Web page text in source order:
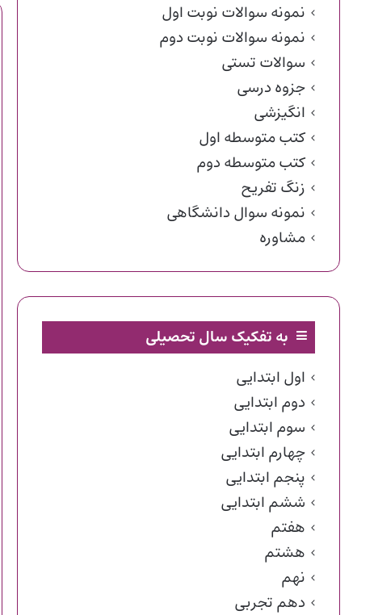
نمونه سوالات نوبت اول
نمونه سوالات نوبت دوم
سوالات تستی
جزوه درسی
انگیزشی
کتب متوسطه اول
کتب متوسطه دوم
زنگ تفریح
نمونه سوال دانشگاهی
مشاوره
به تفکیک سال تحصیلی
اول ابتدایی
دوم ابتدایی
سوم ابتدایی
چهارم ابتدایی
پنجم ابتدایی
ششم ابتدایی
هفتم
هشتم
نهم
دهم تجربی